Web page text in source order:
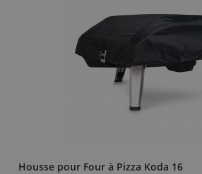
Housse pour Four à Pizza Koda 16